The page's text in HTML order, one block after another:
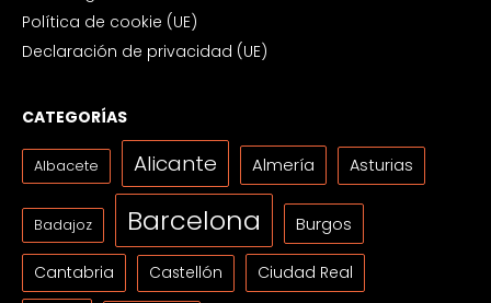
Política de cookie (UE)
Declaración de privacidad (UE)
CATEGORÍAS
Albacete Alicante Almería Asturias
Badajoz Barcelona Burgos
Cantabria Castellón Ciudad Real